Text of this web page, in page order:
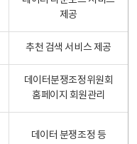
제공
추천 검색 서비스 제공
데이터분쟁조정위원회
홈페이지 회원관리
데이터 분쟁조정 등